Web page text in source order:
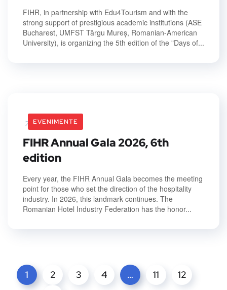
FIHR, in partnership with Edu4Tourism and with the
strong support of prestigious academic institutions (ASE
Bucharest, UMFST Târgu Mureș, Romanian-American
University), is organizing the 5th edition of the "Days of...
EVENIMENTE
26 February 2026
FIHR Annual Gala 2026, 6th
edition
Every year, the FIHR Annual Gala becomes the meeting
point for those who set the direction of the hospitality
industry. In 2026, this landmark continues. The
Romanian Hotel Industry Federation has the honor...
1 2 3 4 … 11 12